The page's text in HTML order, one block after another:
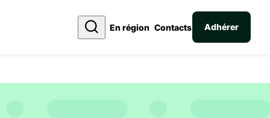
En région Contacts Adhérer